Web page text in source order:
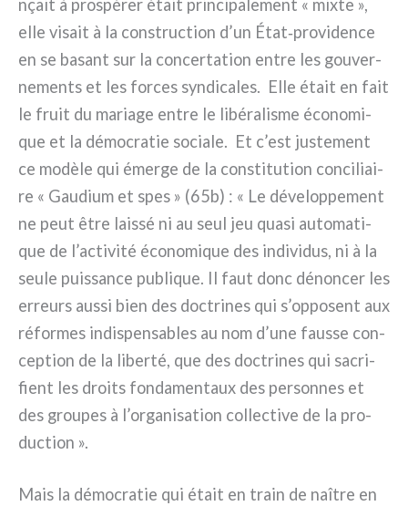
nçait à pro­spé­rer était prin­ci­pa­le­ment « mix­te »,
elle visait à la con­struc­tion d’un État‑providence
en se basant sur la con­cer­ta­tion entre les gou­ver­
ne­men­ts et les for­ces syn­di­ca­les. Elle était en fait
le fruit du maria­ge entre le libé­ra­li­sme éco­no­mi­
que et la démo­cra­tie socia­le. Et c’est juste­ment
ce modè­le qui émer­ge de la con­sti­tu­tion con­ci­liai­
re « Gaudium et spes » (65b) : « Le déve­lop­pe­ment
ne peut être lais­sé ni au seul jeu qua­si auto­ma­ti­
que de l’activité éco­no­mi­que des indi­vi­dus, ni à la
seu­le puis­san­ce publi­que. Il faut donc dénon­cer les
erreurs aus­si bien des doc­tri­nes qui s’opposent aux
réfor­mes indi­spen­sa­bles au nom d’une faus­se con­
cep­tion de la liber­té, que des doc­tri­nes qui sacri­
fient les droi­ts fon­da­men­taux des per­son­nes et
des grou­pes à l’organisation col­lec­ti­ve de la pro­
duc­tion ».
Mais la démo­cra­tie qui était en train de naî­tre en